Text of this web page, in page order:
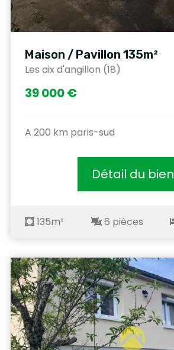
Maison / Pavillon 135m²
Les aix d'angillon (18)
39 000 €
A 200 km paris-sud
Détail du bien
135m² 6 pièces